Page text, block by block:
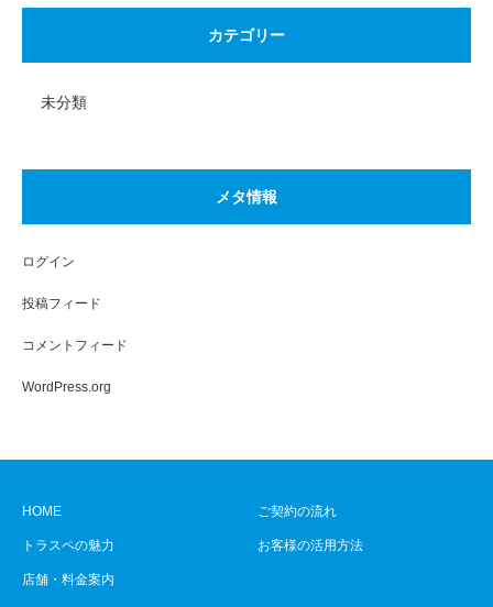
カテゴリー
未分類
メタ情報
ログイン
投稿フィード
コメントフィード
WordPress.org
HOME
トラスペの魅力
店舗・料金案内
ご契約の流れ
お客様の活用方法